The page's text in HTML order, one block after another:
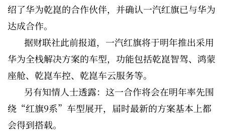
绍了华为乾崑的合作伙伴，并确认一汽红旗已与华为
达成合作。
据财联社此前报道，一汽红旗将于明年推出采用
华为全栈解决方案的车型，功能包括乾崑智驾、鸿蒙
座舱、乾崑车控、乾崑车云服务等。
另有知情人士透露：这一合作将会在明年率先围
绕“红旗9系”车型展开，届时最新的方案基本上都
会得到搭载。